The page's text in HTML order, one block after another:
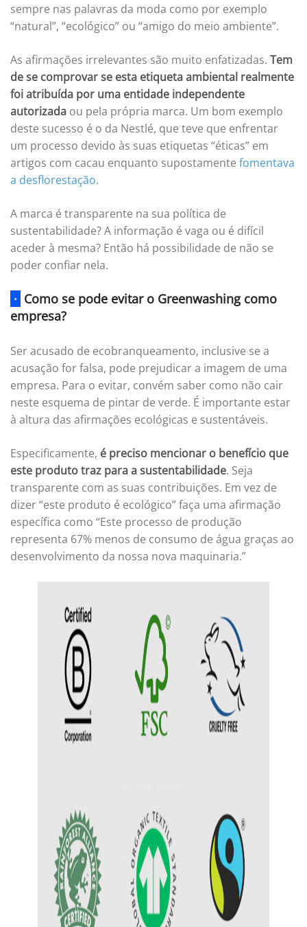
sempre nas palavras da moda como por exemplo
“natural”, “ecológico” ou “amigo do meio ambiente”.
As afirmações irrelevantes são muito enfatizadas. Tem
de se comprovar se esta etiqueta ambiental realmente
foi atribuída por uma entidade independente
autorizada ou pela própria marca. Um bom exemplo
deste sucesso é o da Nestlé, que teve que enfrentar
um processo devido às suas etiquetas “éticas” em
artigos com cacau enquanto supostamente fomentava
a desflorestação.
A marca é transparente na sua política de
sustentabilidade? A informação é vaga ou é difícil
aceder à mesma? Então há possibilidade de não se
poder confiar nela.
· Como se pode evitar o Greenwashing como
empresa?
Ser acusado de ecobranqueamento, inclusive se a
acusação for falsa, pode prejudicar a imagem de uma
empresa. Para o evitar, convém saber como não cair
neste esquema de pintar de verde. É importante estar
à altura das afirmações ecológicas e sustentáveis.
Especificamente, é preciso mencionar o benefício que
este produto traz para a sustentabilidade. Seja
transparente com as suas contribuições. Em vez de
dizer “este produto é ecológico” faça uma afirmação
específica como “Este processo de produção
representa 67% menos de consumo de água graças ao
desenvolvimento da nossa nova maquinaria.”